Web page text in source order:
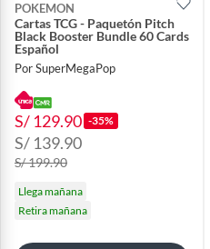
POKEMON
Cartas TCG - Paquetón Pitch
Black Booster Bundle 60 Cards
Español
Por SuperMegaPop
S/ 129.90 -35%
S/ 139.90
S/ 199.90
Llega mañana
Retira mañana